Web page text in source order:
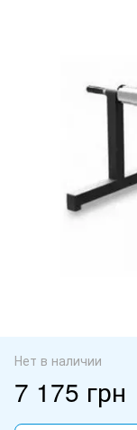
Нет в наличии
7 175 грн